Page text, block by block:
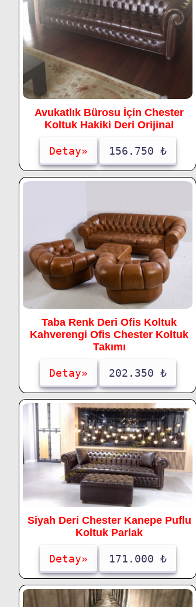
Avukatlık Bürosu İçin Chester
Koltuk Hakiki Deri Orijinal
Detay» 156.750 ₺
Taba Renk Deri Ofis Koltuk
Kahverengi Ofis Chester Koltuk
Takımı
Detay» 202.350 ₺
Siyah Deri Chester Kanepe Puflu
Koltuk Parlak
Detay» 171.000 ₺